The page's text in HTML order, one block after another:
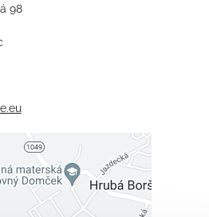
98
je blokovaný
súkromia